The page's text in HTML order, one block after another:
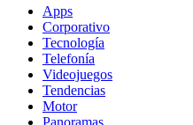
Apps
Corporativo
Tecnología
Telefonía
Videojuegos
Tendencias
Motor
Panoramas